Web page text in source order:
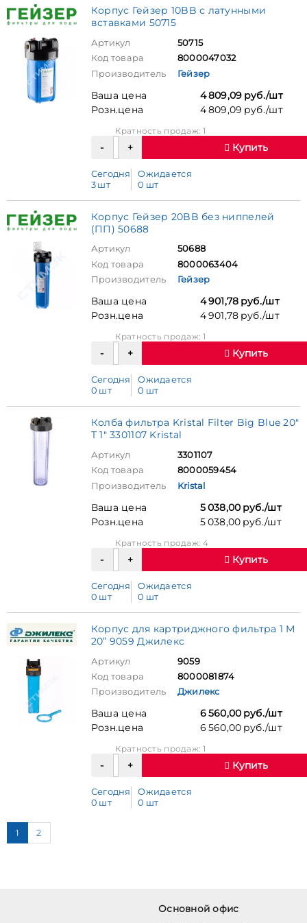
Корпус Гейзер 10BB с латунными
вставками 50715
Артикул
50715
Код товара
8000047032
Производитель
Гейзер
Ваша цена
4 809,09 руб./шт
Розн.цена
4 809,09 руб./шт
Кратность продаж: 1
Купить
Сегодня
3 шт
Ожидается
0 шт
Корпус Гейзер 20BB без ниппелей
(ПП) 50688
Артикул
50688
Код товара
8000063404
Производитель
Гейзер
Ваша цена
4 901,78 руб./шт
Розн.цена
4 901,78 руб./шт
Кратность продаж: 1
Купить
Сегодня
0 шт
Ожидается
0 шт
Колба фильтра Kristal Filter Big Blue 20"
T 1" 3301107 Kristal
Артикул
3301107
Код товара
8000059454
Производитель
Kristal
Ваша цена
5 038,00 руб./шт
Розн.цена
5 038,00 руб./шт
Кратность продаж: 4
Купить
Сегодня
0 шт
Ожидается
0 шт
Корпус для картриджного фильтра 1 М
20” 9059 Джилекс
Артикул
9059
Код товара
8000081874
Производитель
Джилекс
Ваша цена
6 560,00 руб./шт
Розн.цена
6 560,00 руб./шт
Кратность продаж: 1
Купить
Сегодня
0 шт
Ожидается
0 шт
1 2
Основной офис